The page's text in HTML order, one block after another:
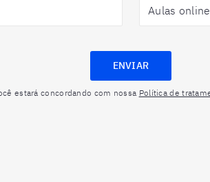
ENVIAR
estará concordando com nossa Política de